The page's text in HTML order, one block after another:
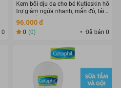
0
Kem bôi dịu da cho bé Kutieskin hỗ
trợ giảm ngứa nhanh, mẩn đỏ, tái
tạo da (30g)
96.000 đ
0 (0) Đã bán 0